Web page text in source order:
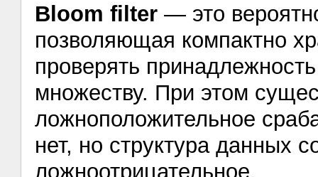
Bloom filter — это
позволяющая компактно
проверять
множеству. При этом
ложноположительное
нет, но структура данных
ложноотрицательное.